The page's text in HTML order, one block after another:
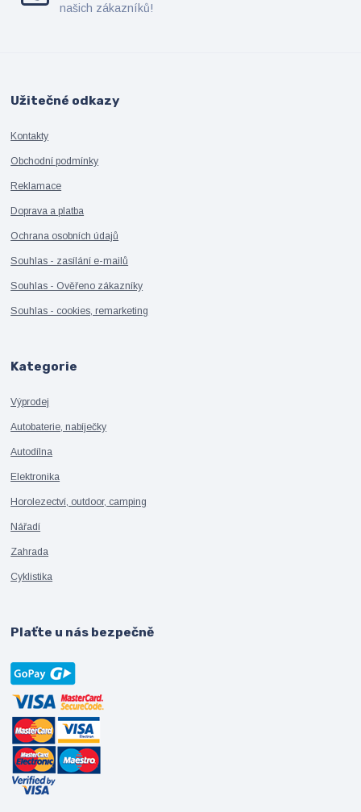
našich zákazníků!
Užitečné odkazy
Kontakty
Obchodní podmínky
Reklamace
Doprava a platba
Ochrana osobních údajů
Souhlas - zasílání e-mailů
Souhlas - Ověřeno zákazníky
Souhlas - cookies, remarketing
Kategorie
Výprodej
Autobaterie, nabíječky
Autodílna
Elektronika
Horolezectví, outdoor, camping
Nářadí
Zahrada
Cyklistika
Plaťte u nás bezpečně